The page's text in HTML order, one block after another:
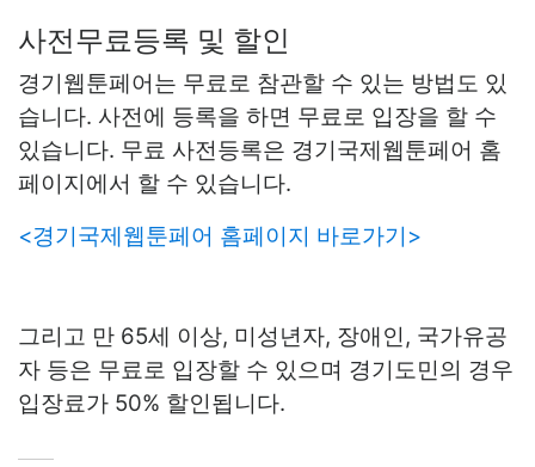
사전무료등록 및 할인
경기웹툰페어는 무료로 참관할 수 있는 방법도 있
습니다. 사전에 등록을 하면 무료로 입장을 할 수
있습니다. 무료 사전등록은 경기국제웹툰페어 홈
페이지에서 할 수 있습니다.
<경기국제웹툰페어 홈페이지 바로가기>
그리고 만 65세 이상, 미성년자, 장애인, 국가유공
자 등은 무료로 입장할 수 있으며 경기도민의 경우
입장료가 50% 할인됩니다.